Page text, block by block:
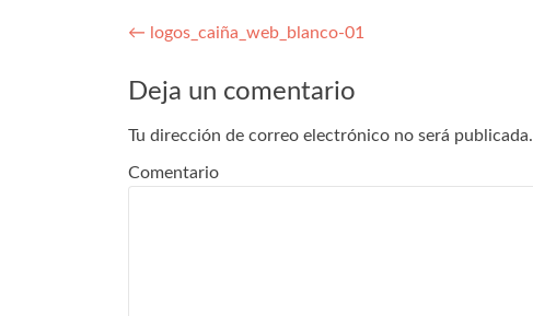
Navegación
de
entradas
← logos_caiña_web_blanco-01
Deja un comentario
Tu dirección de correo electrónico no será publicada.
Comentario